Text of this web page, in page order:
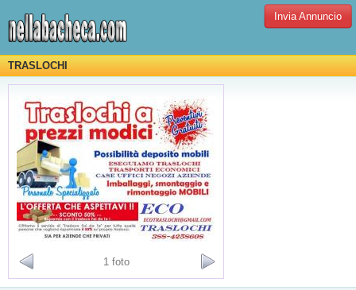
Invia Annuncio
TRASLOCHI
1 foto